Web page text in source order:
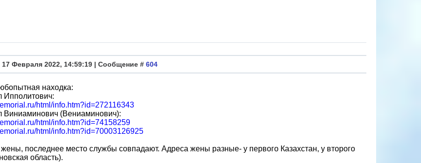
17 Февраля 2022, 14:59:19 | Сообщение # 604
находка:
Ипполитович:
html/info.htm?id=272116343
Виниаминович (Вениаминович):
html/info.htm?id=74158259
html/info.htm?id=70003126925
последнее место службы совпадают. Адреса жены разные- у первого Казахстан, у второго
область).